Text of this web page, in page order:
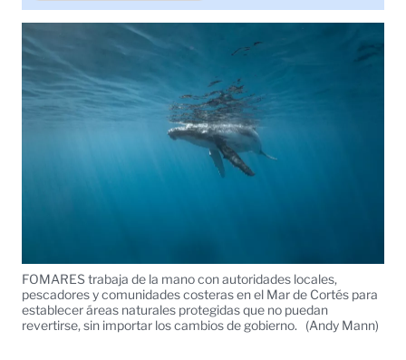
FOMARES trabaja de la mano con autoridades locales,
pescadores y comunidades costeras en el Mar de Cortés para
establecer áreas naturales protegidas que no puedan
revertirse, sin importar los cambios de gobierno.
(Andy Mann)